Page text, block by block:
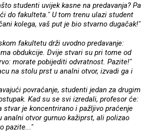
studenti uvijek kasne na predavanja? Pa
do fakulteta." U tom trenu ulazi student
kolega, vaš put je bio stvarno dugačak!"
fakultetu drži uvodno predavanje:
obdukcije. Dvije stvari su pri tome od
morate pobijediti odvratnost. Pazite!"
na stolu prst u analni otvor, izvadi ga i
povraćanje, studenti jedan za drugim
Kad su se svi izredali, profesor će:
stvar je koncentrirano i pažljivo praćenje
analni otvor gurnuo kažiprst, ali polizao
pazite..."